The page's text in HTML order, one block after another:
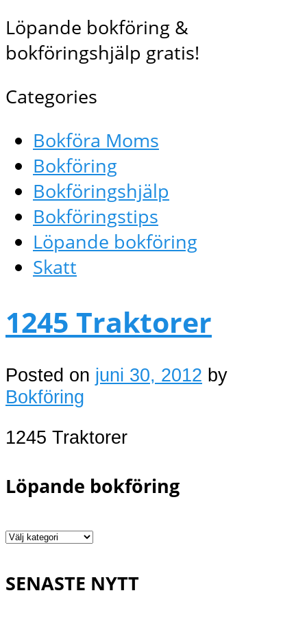
Löpande bokföring &
bokföringshjälp gratis!
Categories
Bokföra Moms
Bokföring
Bokföringshjälp
Bokföringstips
Löpande bokföring
Skatt
1245 Traktorer
Posted on juni 30, 2012 by
Bokföring
1245 Traktorer
Löpande bokföring
Löpande
SENASTE NYTT